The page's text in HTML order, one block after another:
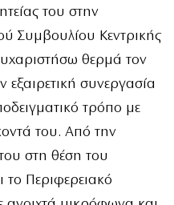
του στην
Συμβουλίου Κεντρικής
θερμά τον
εξαιρετική συνεργασία
τρόπο με
του. Από την
στη θέση του
το Περιφερειακό